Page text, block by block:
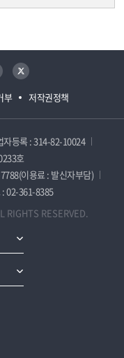
부 저작권정책
트위터
자등록 : 314-82-10024
호
이용료 : 발신자부담)
: 02-361-8385
RIGHTS RESERVED.